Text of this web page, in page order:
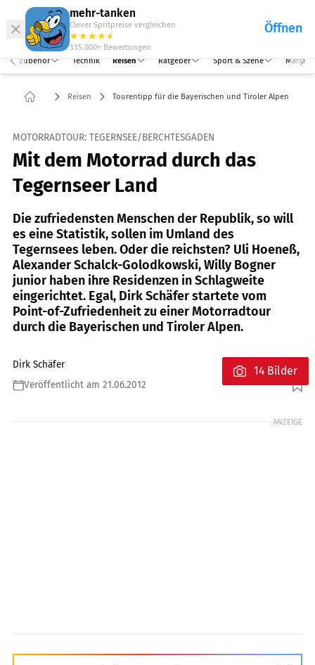
mehr-tanken
Clever Spritpreise vergleichen
★★★★★
★
335.000+ Bewertungen
Öffnen
Abo
Zubehör Technik Reisen Ratgeber Sport & Szene Markt
Reisen Tourentipp für die Bayerischen und Tiroler Alpen
MOTORRADTOUR: TEGERNSEE/BERCHTESGADEN
Mit dem Motorrad durch das
Tegernseer Land
Die zufriedensten Menschen der Republik, so will
es eine Statistik, sollen im Umland des
Tegernsees leben. Oder die reichsten? Uli Hoeneß,
Alexander Schalck-Golodkowski, Willy Bogner
junior haben ihre Residenzen in Schlagweite
eingerichtet. Egal, Dirk Schäfer startete vom
Point-of-Zufriedenheit zu einer Motorradtour
durch die Bayerischen und Tiroler Alpen.
Dirk Schäfer
Veröffentlicht am 21.06.2012
Foto: Schäfer
14 Bilder
ANZEIGE